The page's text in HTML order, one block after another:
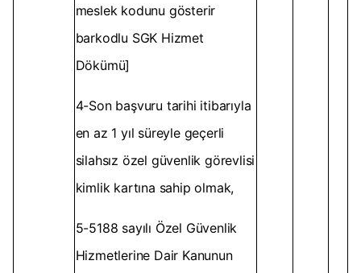
meslek kodunu gösterir
barkodlu SGK Hizmet
Dökümü]
4-Son başvuru tarihi itibarıyla
en az 1 yıl süreyle geçerli
silahsız özel güvenlik görevlisi
kimlik kartına sahip olmak,
5-5188 sayılı Özel Güvenlik
Hizmetlerine Dair Kanunun